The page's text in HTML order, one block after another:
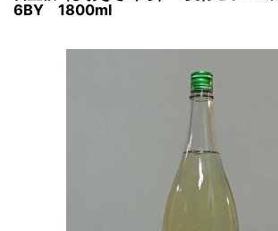
6BY 1800ml